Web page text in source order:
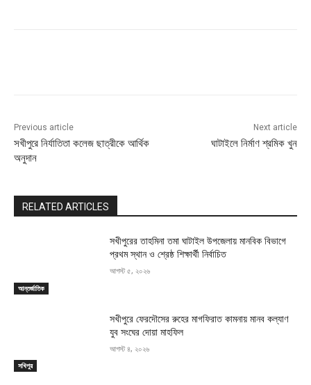
Previous article
সখীপুরে নির্যাতিতা কলেজ ছাত্রীকে আর্থিক
অনুদান
Next article
ঘাটাইলে নির্মাণ শ্রমিক খুন
RELATED ARTICLES
আন্তর্জাতিক
সখীপুরের তাহমিনা তমা ঘাটাইল উপজেলায় মানবিক বিভাগে
প্রথম স্থান ও শ্রেষ্ঠ শিক্ষার্থী নির্বাচিত
আগস্ট ৫, ২০২৬
সখিপুর
সখীপুরে ফেরদৌসের রুহের মাগফিরাত কামনায় মানব কল্যাণ
যুব সংঘের দোয়া মাহফিল
আগস্ট ৪, ২০২৬